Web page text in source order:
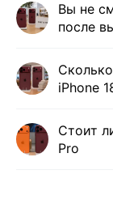
Вы не
после
iPhone
Стоит
Pro